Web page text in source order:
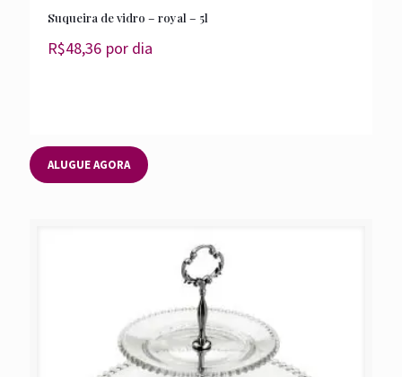
Suqueira de vidro – royal – 5l
R$48,36 por dia
ALUGUE AGORA